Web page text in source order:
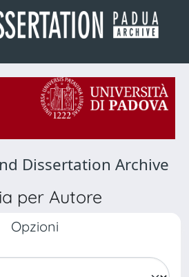
Dissertation Archive
per Autore
Opzioni